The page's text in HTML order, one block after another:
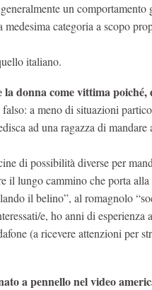
un comportamento
categoria a scopo
italiano.
donna come vittima
falso: a meno di situazioni
ad una ragazza di mandare
di possibilità diverse per
il lungo cammino che porta
il belino”, al romagnolo
e, ho anni di
(a ricevere attenzioni per
a pennello nel video